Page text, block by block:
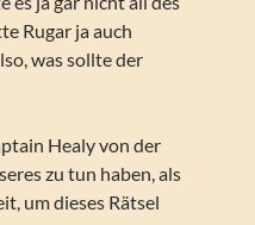
Rugar ja auch
was sollte der
Healy von der
zu tun haben, als
um dieses Rätsel